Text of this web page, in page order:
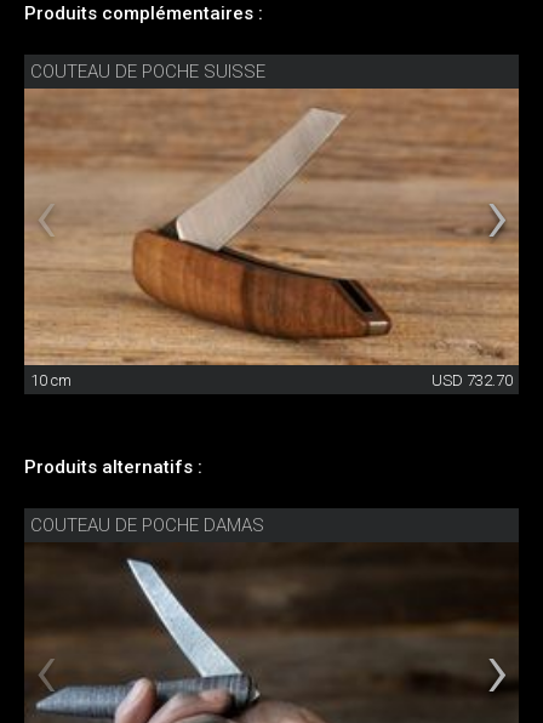
Produits complémentaires :
COUTEAU DE POCHE SUISSE
10 cm USD 732.70
Produits alternatifs :
COUTEAU DE POCHE DAMAS